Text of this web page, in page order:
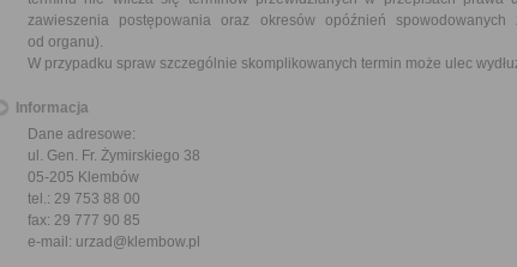
zawieszenia postępowania oraz okresów opóźnień
od organu).
W przypadku spraw szczególnie skomplikowanych termin może ulec
Informacja
Dane adresowe:
ul. Gen. Fr. Żymirskiego 38
05-205 Klembów
tel.: 29 753 88 00
fax: 29 777 90 85
e-mail: urzad@klembow.pl